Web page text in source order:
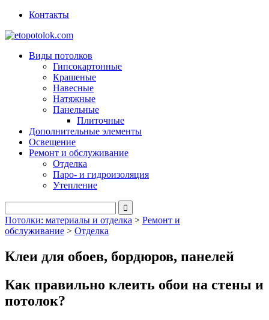
Контакты
Виды потолков
Гипсокартонные
Крашеные
Навесные
Натяжные
Панельные
Плиточные
Дополнительные элементы
Освещение
Ремонт и обслуживание
Отделка
Паро- и гидроизоляция
Утепление
Потолки: материалы и отделка > Ремонт и
обслуживание > Отделка
Клеи для обоев, бордюров, панелей
Как правильно клеить обои на стены и
потолок?